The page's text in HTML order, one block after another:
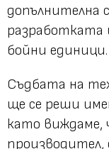
допълнителна
разработката
бойни единици.
Съдбата на
ще се реши
като виждаме,